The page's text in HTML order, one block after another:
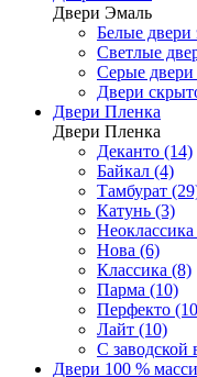
Двери Эмаль
Белые двери
Светлые
Серые двери
Двери
Двери Пленка
Двери Пленка
Деканто (14)
Байкал (4)
Тамбурат
Катунь (3)
Нова (6)
Классика (8)
Парма (10)
Перфекто
Лайт (10)
С заводской
Двери 100 %